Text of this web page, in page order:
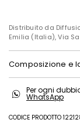
Distribuito da
Emilia (Italia), Via
Composizione e
asciugare in
120 gradi c; lavare
Per ogni
WhatsApp
CODICE PRODOTTO